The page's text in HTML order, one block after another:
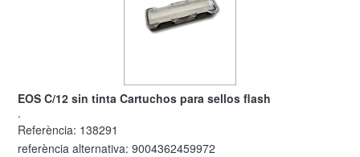
EOS C/12 sin tinta Cartuchos para sellos flash
.
Referència: 138291
referència alternativa: 9004362459972